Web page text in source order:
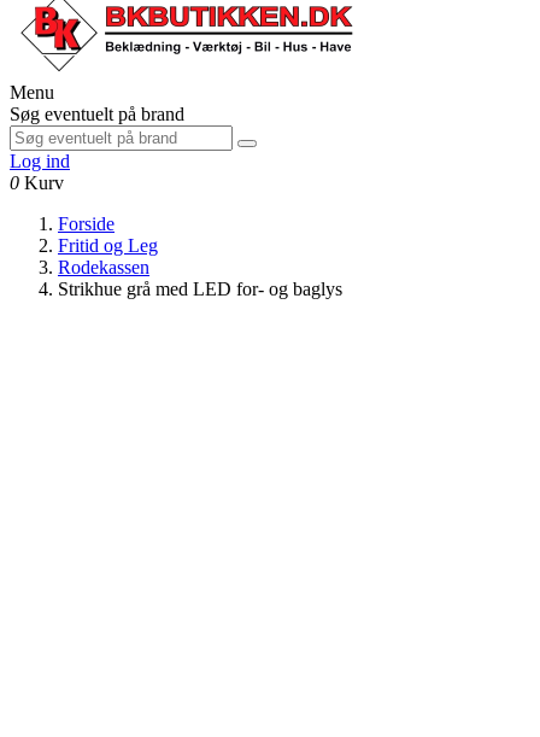
Menu
Søg eventuelt på brand
Log ind
0 Kurv
Forside
Fritid og Leg
Rodekassen
Strikhue grå med LED for- og baglys